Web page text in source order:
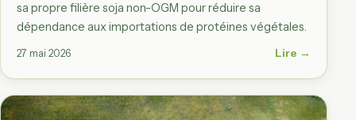
sa propre filière soja non-OGM pour réduire sa
dépendance aux importations de protéines végétales.
27 mai 2026 Lire →